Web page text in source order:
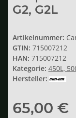
G2, G2L
Artikelnummer:
GTIN: 715007212
HAN: 715007212
Kategorie: 450L,
Hersteller:
65,00 €